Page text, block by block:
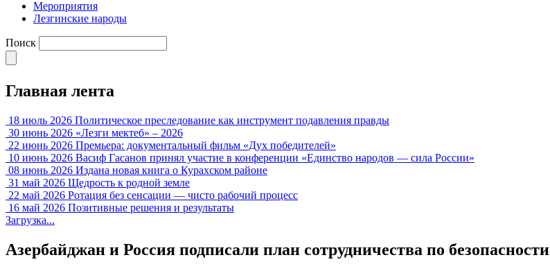
Мероприятия
Лезгинские народы
Поиск
Главная лента
18 июль 2026 Политическое преследование как инструмент подавления правды
30 июнь 2026 «Лезги мектеб» – 2026
22 июнь 2026 Премьера: документальный фильм «Дух победителей»
10 июнь 2026 Васиф Гасанов принял участие в конференции «Единство народов — сила России»
08 июнь 2026 Издана новая книга о Курахском районе
31 май 2026 Щедрость к родной земле
22 май 2026 Ротация без сенсации — чисто рабочий процесс
16 май 2026 Позитивные решения и результаты
Загрузка...
Азербайджан и Россия подписали план сотрудничества по безопасности